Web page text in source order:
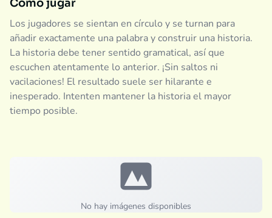
No hay imágenes disponibles
Cómo jugar
Los jugadores se sientan en círculo y se turnan para
añadir exactamente una palabra y construir una historia.
La historia debe tener sentido gramatical, así que
escuchen atentamente lo anterior. ¡Sin saltos ni
vacilaciones! El resultado suele ser hilarante e
inesperado. Intenten mantener la historia el mayor
tiempo posible.